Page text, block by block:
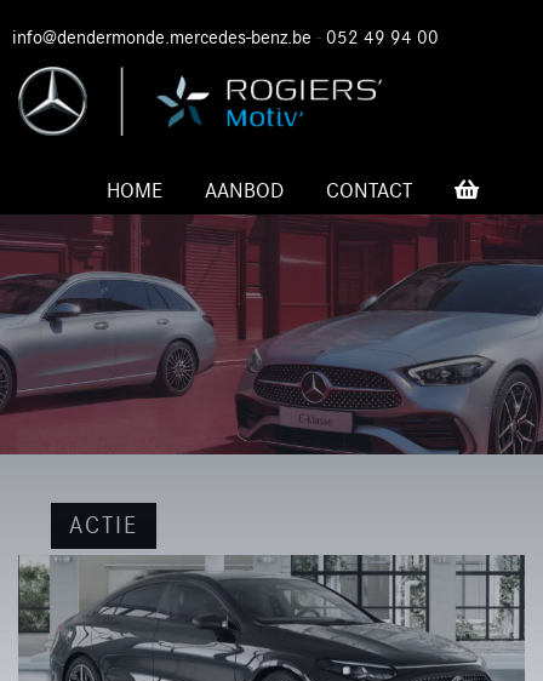
info@dendermonde.mercedes-benz.be - 052 49 94 00
HOME AANBOD CONTACT
ACTIE